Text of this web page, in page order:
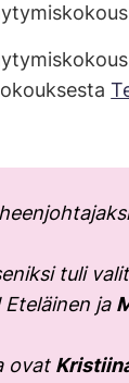
tuli
ja
ovat